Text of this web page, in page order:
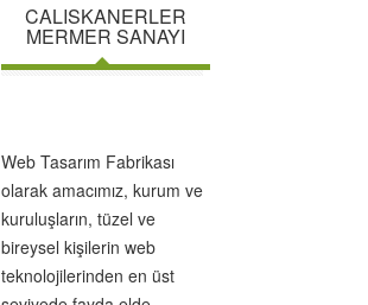
CALISKANERLER
MERMER SANAYI
Web Tasarım Fabrikası
olarak amacımız, kurum ve
kuruluşların, tüzel ve
bireysel kişilerin web
teknolojilerinden en üst